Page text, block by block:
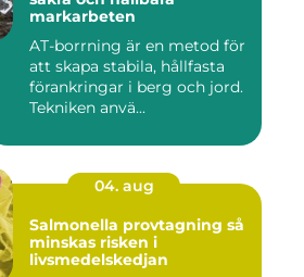
markarbeten
AT-borrning är en metod för
att skapa stabila, hållfasta
förankringar i berg och jord.
Tekniken anvä...
04. aug
Salmonella provtagning så
minskas risken i
livsmedelskedjan